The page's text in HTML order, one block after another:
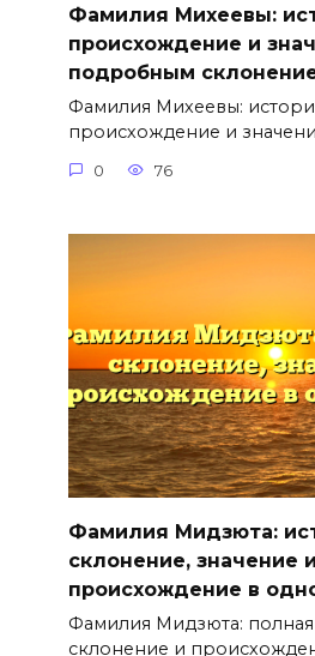
Фамилия Михеевы:
происхождение и
подробным
Фамилия Михеевы:
происхождение и
0 76
Фамилия Мидзюта:
склонение, значение и
происхождение в
Фамилия Мидзюта: полная
склонение и